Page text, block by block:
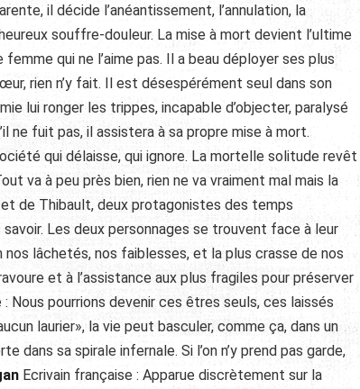
il décide l’anéantissement, l’annulation, la
souffre-douleur. La mise à mort devient l’ultime
qui ne l’aime pas. Il a beau déployer ses plus
rien n’y fait. Il est désespérément seul dans son
lui ronger les trippes, incapable d’objecter, paralysé
ne fuit pas, il assistera à sa propre mise à mort.
qui délaisse, qui ignore. La mortelle solitude revêt
va à peu près bien, rien ne va vraiment mal mais la
de Thibault, deux protagonistes des temps
savoir. Les deux personnages se trouvent face à leur
lâchetés, nos faiblesses, et la plus crasse de nos
et à l’assistance aux plus fragiles pour préserver
pourrions devenir ces êtres seuls, ces laissés
laurier», la vie peut basculer, comme ça, dans un
sa spirale infernale. Si l’on n’y prend pas garde,
Ecrivain française : Apparue discrètement sur la